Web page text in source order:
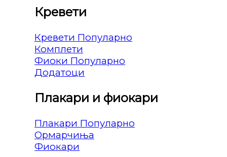
Кревети
Кревети
Комплети
Фиоки
Додатоци
Плакари и фиокари
Плакари
Ормарчиња
Фиокари